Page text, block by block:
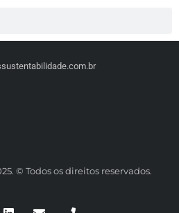
© Todos os direitos reservados.